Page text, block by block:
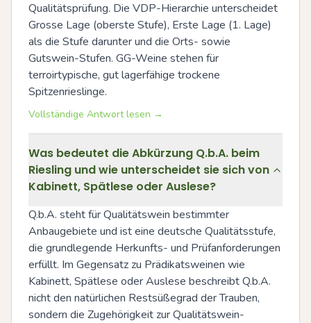
Qualitätsprüfung. Die VDP-Hierarchie unterscheidet
Grosse Lage (oberste Stufe), Erste Lage (1. Lage)
als die Stufe darunter und die Orts- sowie
Gutswein-Stufen. GG-Weine stehen für
terroirtypische, gut lagerfähige trockene
Spitzenrieslinge.
Vollständige Antwort lesen →
Was bedeutet die Abkürzung Q.b.A. beim
Riesling und wie unterscheidet sie sich von
Kabinett, Spätlese oder Auslese?
Q.b.A. steht für Qualitätswein bestimmter
Anbaugebiete und ist eine deutsche Qualitätsstufe,
die grundlegende Herkunfts- und Prüfanforderungen
erfüllt. Im Gegensatz zu Prädikatsweinen wie
Kabinett, Spätlese oder Auslese beschreibt Q.b.A.
nicht den natürlichen Restsüßegrad der Trauben,
sondern die Zugehörigkeit zur Qualitätswein-